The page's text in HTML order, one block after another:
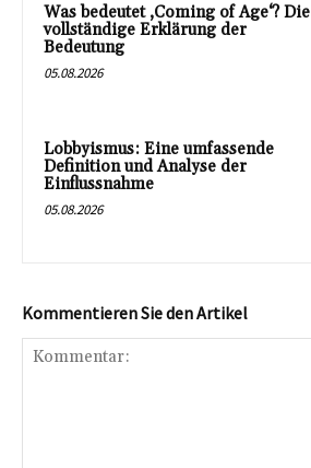
Was bedeutet ‚Coming of Age‘? Die
vollständige Erklärung der
Bedeutung
05.08.2026
Lobbyismus: Eine umfassende
Definition und Analyse der
Einflussnahme
05.08.2026
Kommentieren Sie den Artikel